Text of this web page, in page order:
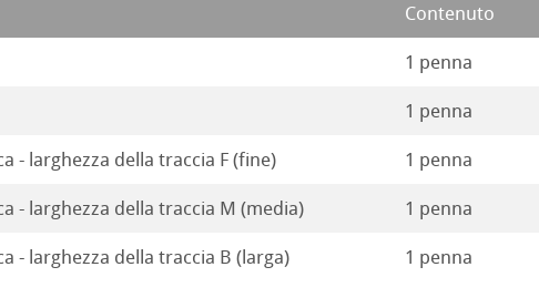
Contenuto
1 penna
1 penna
- larghezza della traccia F (fine) 1 penna
- larghezza della traccia M (media) 1 penna
- larghezza della traccia B (larga) 1 penna